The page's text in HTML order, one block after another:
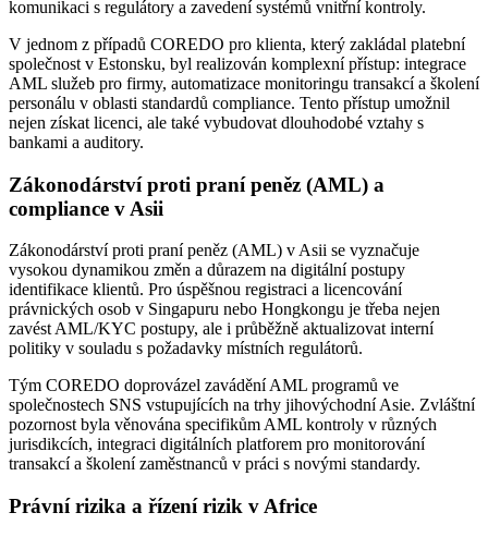
komunikaci s regulátory a zavedení systémů vnitřní kontroly.
V jednom z případů COREDO pro klienta, který zakládal platební
společnost v Estonsku, byl realizován komplexní přístup: integrace
AML služeb pro firmy, automatizace monitoringu transakcí a školení
personálu v oblasti standardů compliance. Tento přístup umožnil
nejen získat licenci, ale také vybudovat dlouhodobé vztahy s
bankami a auditory.
Zákonodárství proti praní peněz (AML) a
compliance v Asii
Zákonodárství proti praní peněz (AML) v Asii se vyznačuje
vysokou dynamikou změn a důrazem na digitální postupy
identifikace klientů. Pro úspěšnou registraci a licencování
právnických osob v Singapuru nebo Hongkongu je třeba nejen
zavést AML/KYC postupy, ale i průběžně aktualizovat interní
politiky v souladu s požadavky místních regulátorů.
Tým COREDO doprovázel zavádění AML programů ve
společnostech SNS vstupujících na trhy jihovýchodní Asie. Zvláštní
pozornost byla věnována specifikům AML kontroly v různých
jurisdikcích, integraci digitálních platforem pro monitorování
transakcí a školení zaměstnanců v práci s novými standardy.
Právní rizika a řízení rizik v Africe